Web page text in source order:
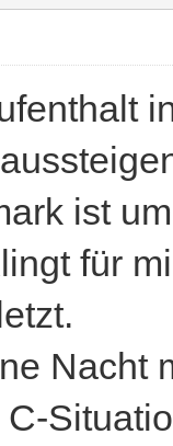
ist
für
Nacht